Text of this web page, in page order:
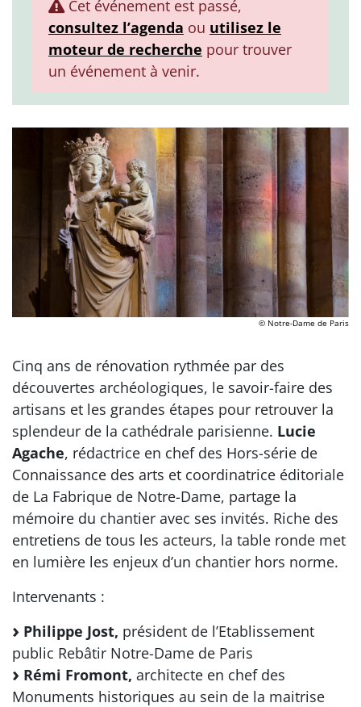
Cet événement est passé,
consultez l’agenda ou utilisez le
moteur de recherche pour trouver
un événement à venir.
© Notre-Dame de Paris
Cinq ans de rénovation rythmée par des
découvertes archéologiques, le savoir-faire des
artisans et les grandes étapes pour retrouver la
splendeur de la cathédrale parisienne. Lucie
Agache, rédactrice en chef des Hors-série de
Connaissance des arts et coordinatrice éditoriale
de La Fabrique de Notre-Dame, partage la
mémoire du chantier avec ses invités. Riche des
entretiens de tous les acteurs, la table ronde met
en lumière les enjeux d’un chantier hors norme.
Intervenants :
Philippe Jost, président de l’Etablissement
public Rebâtir Notre-Dame de Paris
Rémi Fromont, architecte en chef des
Monuments historiques au sein de la maitrise